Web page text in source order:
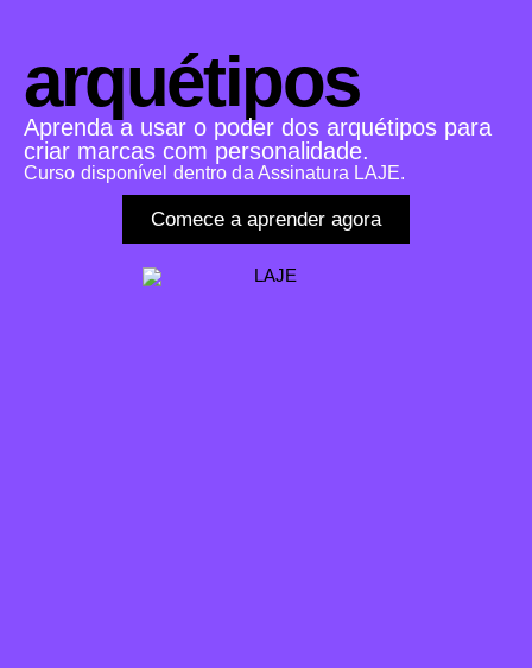
arquétipos
Aprenda a usar o poder dos arquétipos para
criar marcas com personalidade.
Curso disponível dentro da Assinatura LAJE.
Comece a aprender agora